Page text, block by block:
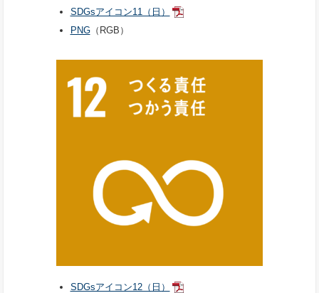
SDGsアイコン11（日）
PNG（RGB）
SDGsアイコン12（日）